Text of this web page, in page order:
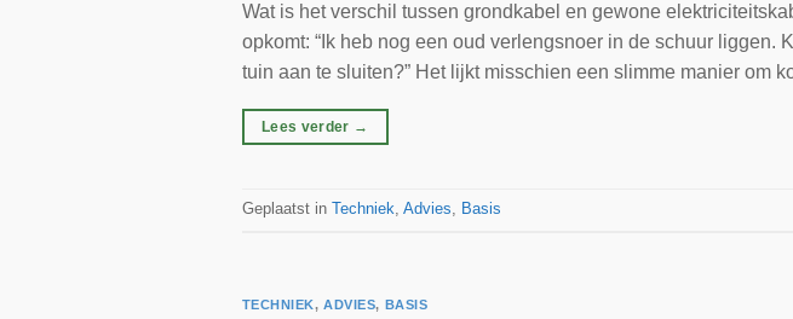
Wat is het verschil tussen grondkabel en gewone
opkomt: “Ik heb nog een oud verlengsnoer in de schuur
tuin aan te sluiten?” Het lijkt misschien een slimme manier om
Lees verder →
Geplaatst in Techniek, Advies, Basis
TECHNIEK,ADVIES, BASIS